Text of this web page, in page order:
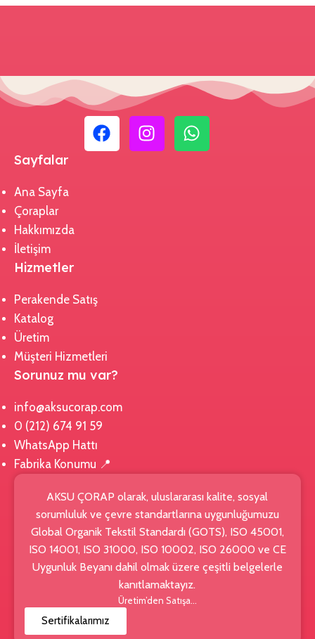
Sayfalar
Ana Sayfa
Çoraplar
Hakkımızda
İletişim
Hizmetler
Perakende Satış
Katalog
Üretim
Müşteri Hizmetleri
Sorunuz mu var?
info@aksucorap.com
0 (212) 674 91 59
WhatsApp Hattı
Fabrika Konumu 📍
AKSU ÇORAP olarak, uluslararası kalite, sosyal
sorumluluk ve çevre standartlarına uygunluğumuzu
Global Organik Tekstil Standardı (GOTS), ISO 45001,
ISO 14001, ISO 31000, ISO 10002, ISO 26000 ve CE
Uygunluk Beyanı dahil olmak üzere çeşitli belgelerle
kanıtlamaktayız.
Üretim’den Satışa…
Sertifikalarımız